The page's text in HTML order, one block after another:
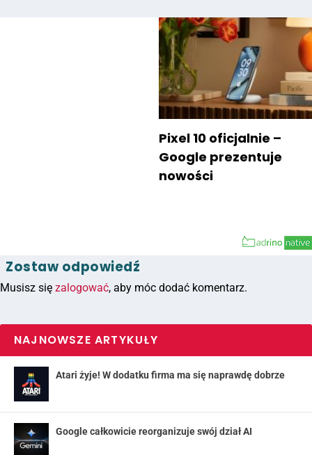
Pixel 10 oficjalnie –
Google prezentuje
nowości
Zostaw odpowiedź
Musisz się zalogować, aby móc dodać komentarz.
NAJNOWSZE ARTYKUŁY
Atari żyje! W dodatku firma ma się naprawdę dobrze
Google całkowicie reorganizuje swój dział AI